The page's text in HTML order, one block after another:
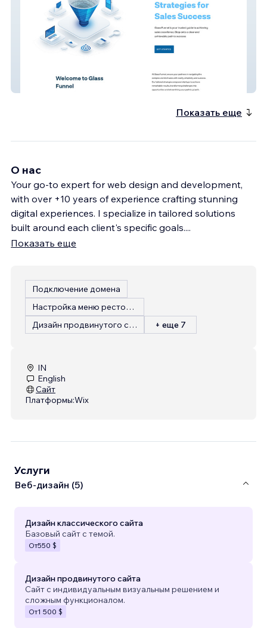
Glass Funnel
Показать еще
О нас
Your go-to expert for web design and development,
with over +10 years of experience crafting stunning
digital experiences. I specialize in tailored solutions
built around each client's specific goals....
Показать еще
Подключение домена
Настройка меню ресторана
Дизайн продвинутого сайта
+ еще 7
IN
English
Сайт
Платформы:Wix
Услуги
Веб-дизайн (5)
Дизайн классического сайта
Базовый сайт с темой.
От550 $
Дизайн продвинутого сайта
Сайт с индивидуальным визуальным решением и
сложным функционалом.
От1 500 $